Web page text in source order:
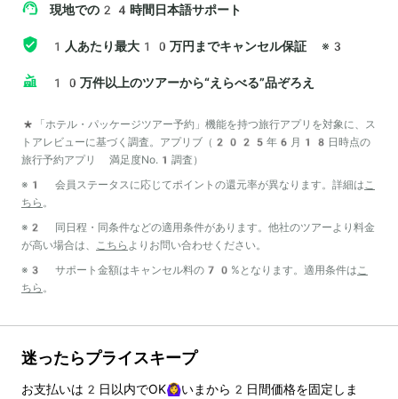
現地での24時間日本語サポート
1人あたり最大10万円までキャンセル保証 ※3
10万件以上のツアーから“えらべる”品ぞろえ
*「ホテル・パッケージツアー予約」機能を持つ旅行アプリを対象に、ス
トアレビューに基づく調査。アプリブ（2025年6月18日時点の
旅行予約アプリ 満足度No.1調査）
※1 会員ステータスに応じてポイントの還元率が異なります。詳細は こ
ちら 。
※2 同日程・同条件などの適用条件があります。他社のツアーより料金
が高い場合は、
こちら よりお問い合わせください。
※3 サポート金額はキャンセル料の70%となります。適用条件は こ
ちら 。
迷ったらプライスキープ
お支払いは 2 日以内でOK🙆‍♀️いまから 2 日間価格を固定しま